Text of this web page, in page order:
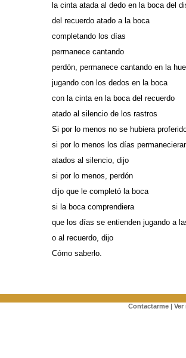
la cinta atada al dedo en la boca del
del recuerdo atado a la boca
completando los días
permanece cantando
perdón, permanece cantando en la
jugando con los dedos en la boca
con la cinta en la boca del recuerdo
atado al silencio de los rastros
Si por lo menos no se hubiera
si por lo menos los días
atados al silencio, dijo
si por lo menos, perdón
dijo que le completó la boca
si la boca comprendiera
que los días se entienden jugando a
o al recuerdo, dijo
Cómo saberlo.
Contactarme | Ver